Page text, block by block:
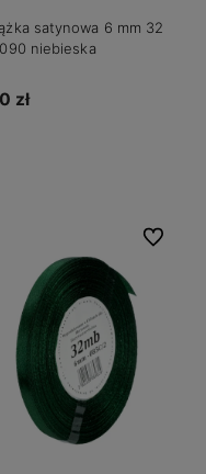
satynowa 6 mm 32
niebieska
zł
Do